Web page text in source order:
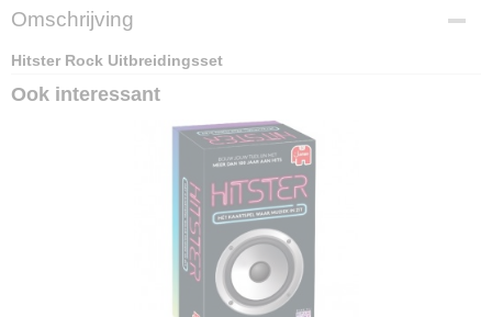
EAN code
8721017603641
Omschrijving
Hitster Rock Uitbreidingsset
Ook interessant